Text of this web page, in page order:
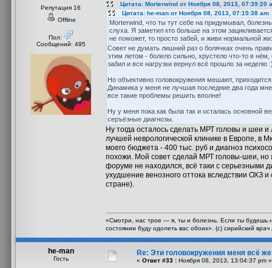
Репутация 16
Offline
Пол:
Сообщений: 495
Цитата: Morterwind от Ноября 08, 2013, 07:39:20
Цитата: he-man от Ноября 08, 2013, 07:15:38 am
Morterwind, что ты тут себе на придумывал,
слуха. Я заметил кто больше на этом
не поможет, то просто забей, и живи нормальной
Совет не думать лишний раз о болячках очень
этим летом - болело сильно, хрустело что-то в
забил и все нагрузки вернул всё прошло за неделю
Но объективно головокружения мешают,
Динамика у меня не лучшая последние два года
все такие проблемы решить вполне!
Ну у меня пока как была так и осталась основной
серъёзные диагнозы.
Ну тогда осталось сделать МРТ головы и шеи
лучшей неврологической клинике в Европе, в
моего бюджета - 400 тыс. руб и диагноз
похожи. Мой совет сделай МРТ головы-шеи, но
форуме не находился, всё таки с серьезными
ухудшение венозного оттока вследствии ОХЗ
стране).
«Смотри, нас трое — я, ты и болезнь. Если ты будешь
состоянии буду одолеть вас обоих». (с) сирийский
he-man
Гость
Re: Эти головокружения меня всё
« Ответ #33 : Ноября 08, 2013, 13:04:37 pm »